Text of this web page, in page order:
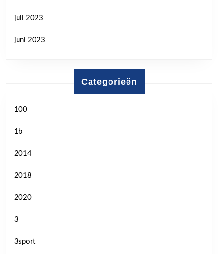
juli 2023
juni 2023
Categorieën
100
1b
2014
2018
2020
3
3sport